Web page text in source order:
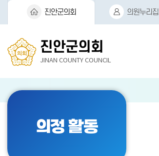
본문바로가기
진안군의회
의원누리집
진안군의회
JINAN COUNTY COUNCIL
의정 활동